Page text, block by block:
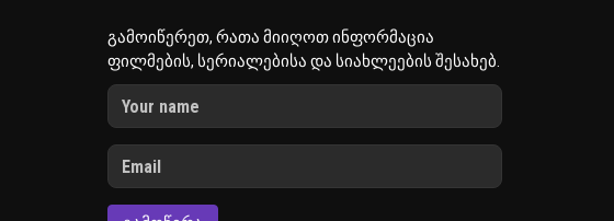
გამოიწერეთ, რათა მიიღოთ ინფორმაცია
ფილმების, სერიალებისა და სიახლეების შესახებ.